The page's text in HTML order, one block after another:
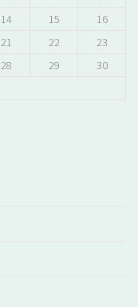
14 15
16
21 22
23
28 29
30